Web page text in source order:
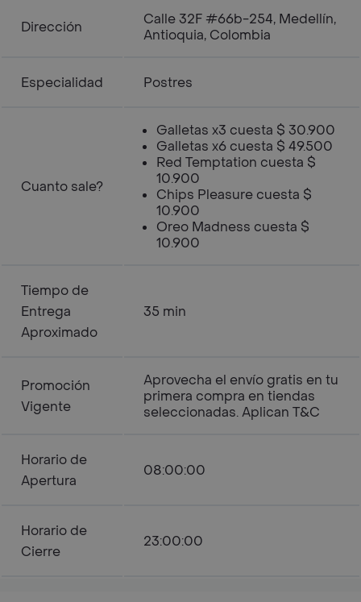
Dirección
Calle 32F #66b-254, Medellín,
Antioquia, Colombia
Especialidad Postres
Cuanto sale?
Galletas x3 cuesta $ 30.900
Galletas x6 cuesta $ 49.500
Red Temptation cuesta $
10.900
Chips Pleasure cuesta $
10.900
Oreo Madness cuesta $
10.900
Tiempo de
Entrega
Aproximado
35 min
Promoción
Vigente
Aprovecha el envío gratis en tu
primera compra en tiendas
seleccionadas. Aplican T&C
Horario de
Apertura
08:00:00
Horario de
Cierre
23:00:00